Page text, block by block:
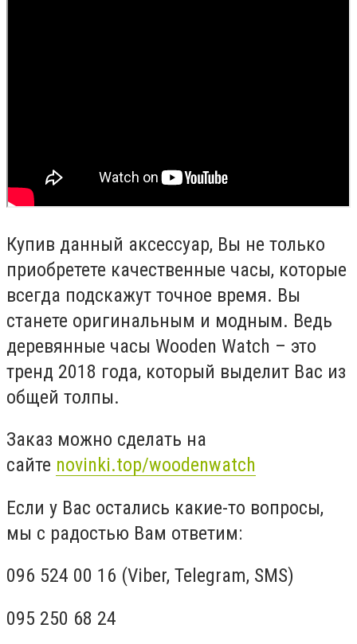
Купив данный аксессуар, Вы не только
приобретете качественные часы, которые
всегда подскажут точное время. Вы
станете оригинальным и модным. Ведь
деревянные часы Wooden Watch – это
тренд 2018 года, который выделит Вас из
общей толпы.
Заказ можно сделать на
сайте novinki.top/woodenwatch
Если у Вас остались какие-то вопросы,
мы с радостью Вам ответим:
096 524 00 16 (Viber, Telegram, SMS)
095 250 68 24